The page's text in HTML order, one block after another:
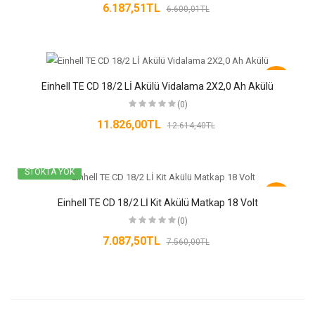
6.187,51TL 6.600,01TL
Einhell TE CD 18/2 Lİ Akülü Vidalama 2X2,0 Ah Akülü
(0)
11.826,00TL 12.614,40TL
STOKTA YOK
Einhell TE CD 18/2 Lİ Kit Akülü Matkap 18 Volt
(0)
7.087,50TL 7.560,00TL